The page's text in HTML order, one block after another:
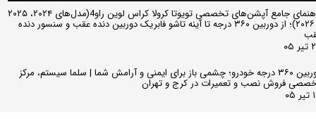
راهنمای جامع آپشن‌های تخصصی تویوتا کرولا کراس لوین راو4(مدل‌های ۲۰۲۴، ۲۰۲۵
و ۲۰۲۶)؛ از دوربین ۳۶۰ درجه تا آینه تاشو فابریک دوربین دنده عقب و سنسور دنده
دوربین ۳۶۰ درجه خودرو؛ چشمی باز برای ایمنی و آرامش شما | سلما سیستم، مرکز
فروش نصب و تعمیرات در کرج و تهران